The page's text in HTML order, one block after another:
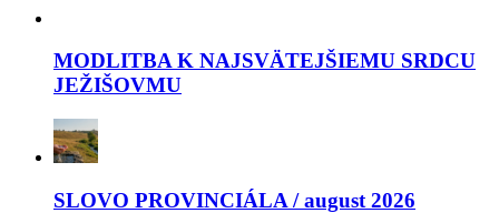
MODLITBA K NAJSVÄTEJŠIEMU SRDCU
JEŽIŠOVMU
SLOVO PROVINCIÁLA / august 2026